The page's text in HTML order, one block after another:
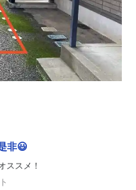
非😃
ススメ！